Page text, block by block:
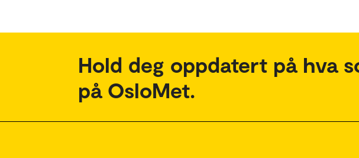
Hold deg oppdatert på hva
på OsloMet.